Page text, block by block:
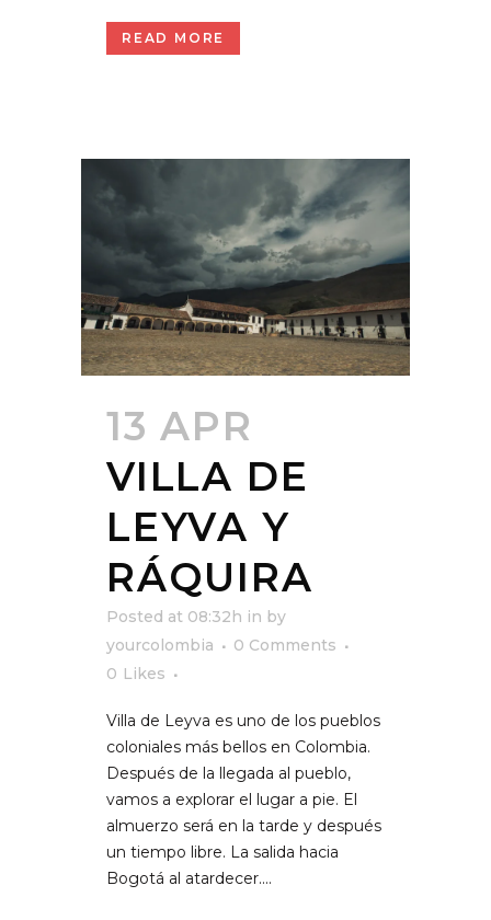
READ MORE
13 APR
VILLA DE
LEYVA Y
RÁQUIRA
Posted at 08:32h in by
yourcolombia
0 Comments
0 Likes
Villa de Leyva es uno de los pueblos
coloniales más bellos en Colombia.
Después de la llegada al pueblo,
vamos a explorar el lugar a pie. El
almuerzo será en la tarde y después
un tiempo libre. La salida hacia
Bogotá al atardecer....